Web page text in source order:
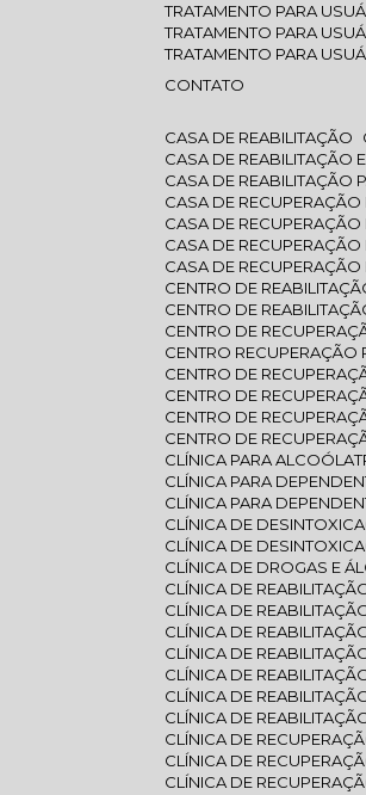
TRATAMENTO PARA
TRATAMENTO PARA
TRATAMENTO PARA
CONTATO
CASA DE REABILITAÇÃO
CASA DE REABILITAÇÃO
CASA DE
CASA DE
CASA DE
CASA DE
CASA DE
CENTRO DE
CENTRO DE
CENTRO DE
CENTRO
CENTRO DE
CENTRO DE
CENTRO DE
CENTRO DE
CLÍNICA PARA
CLÍNICA PARA
CLÍNICA PARA
CLÍNICA DE
CLÍNICA DE
CLÍNICA DE DROGAS E
CLÍNICA DE
CLÍNICA DE
CLÍNICA DE
CLÍNICA DE
CLÍNICA DE
CLÍNICA DE
CLÍNICA DE
CLÍNICA DE
CLÍNICA DE
CLÍNICA DE